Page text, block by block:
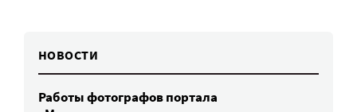
НОВОСТИ
Работы фотографов портала